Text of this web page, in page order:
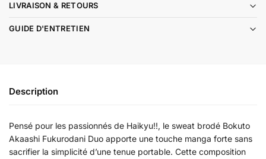
LIVRAISON & RETOURS
GUIDE D'ENTRETIEN
Description
Pensé pour les passionnés de Haikyu!!, le sweat brodé Bokuto
Akaashi Fukurodani Duo apporte une touche manga forte sans
sacrifier la simplicité d’une tenue portable. Cette composition